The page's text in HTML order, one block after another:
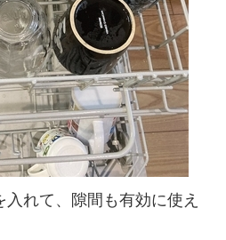
れて、隙間も有効に使え